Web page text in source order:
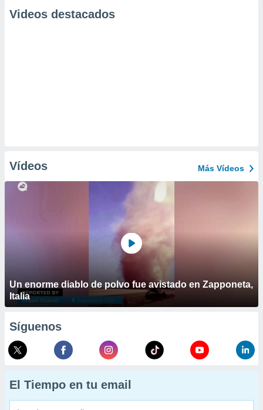
Videos destacados
Vídeos Más Vídeos
Un enorme diablo de polvo fue avistado en Zapponeta,
Italia
Síguenos
El Tiempo en tu email